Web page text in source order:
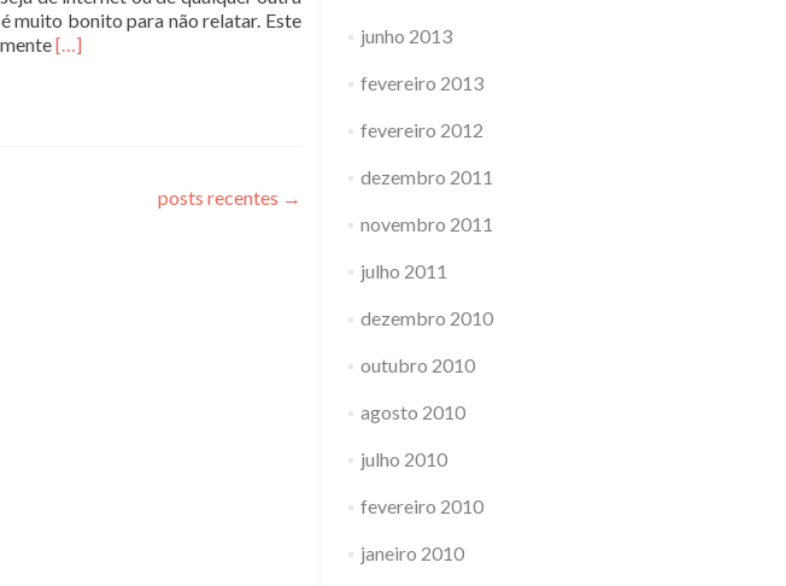
muito bonito para não relatar. Este
Leia
[…]
posts recentes →
junho 2013
fevereiro 2013
fevereiro 2012
dezembro 2011
novembro 2011
julho 2011
dezembro 2010
outubro 2010
agosto 2010
julho 2010
fevereiro 2010
janeiro 2010